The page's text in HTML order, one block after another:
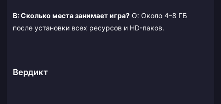
В: Сколько места занимает игра? О: Около 4–8 ГБ
после установки всех ресурсов и HD-паков.
Вердикт